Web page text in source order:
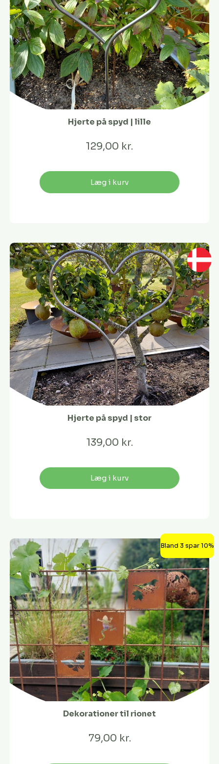
Hjerte på spyd | lille
129,00 kr.
Læg i kurv
Hjerte på spyd | stor
139,00 kr.
Læg i kurv
Bland 3 spar 10%
Dekorationer til rionet
79,00 kr.